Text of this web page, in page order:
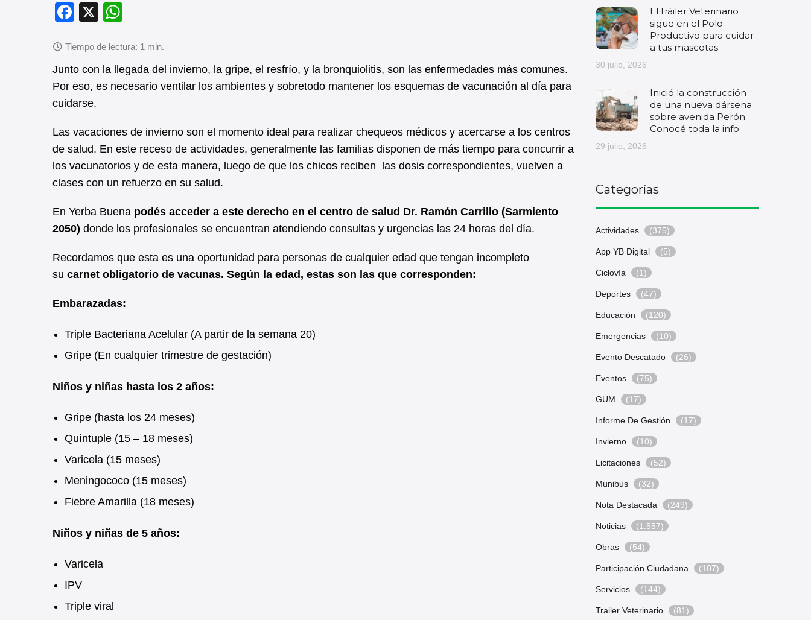
F
c
e
b
o
o
k
X
at
s
A
p
Junto con la llegada del invierno, la gripe, el resfrío, y la bronquiolitis, son las enfermedades más comunes.
Por eso, es necesario ventilar los ambientes y sobretodo mantener los esquemas de vacunación al día para
cuidarse.
Las vacaciones de invierno son el momento ideal para realizar chequeos médicos y acercarse a los centros
de salud. En este receso de actividades, generalmente las familias disponen de más tiempo para concurrir a
los vacunatorios y de esta manera, luego de que los chicos reciben las dosis correspondientes, vuelven a
clases con un refuerzo en su salud.
En Yerba Buena podés acceder a este derecho en el centro de salud Dr. Ramón Carrillo (Sarmiento
2050) donde los profesionales se encuentran atendiendo consultas y urgencias las 24 horas del día.
Recordamos que esta es una oportunidad para personas de cualquier edad que tengan incompleto
su carnet obligatorio de vacunas. Según la edad, estas son las que corresponden:
Embarazadas:
Triple Bacteriana Acelular (A partir de la semana 20)
Gripe (En cualquier trimestre de gestación)
Niños y niñas hasta los 2 años:
Gripe (hasta los 24 meses)
Quíntuple (15 – 18 meses)
Varicela (15 meses)
Meningococo (15 meses)
Fiebre Amarilla (18 meses)
Niños y niñas de 5 años:
Varicela
IPV
Triple viral
El tráiler Veterinario
sigue en el Polo
Productivo para cuidar
a tus mascotas
30 julio, 2026
Inició la construcción
de una nueva dársena
sobre avenida Perón.
Conocé toda la info
29 julio, 2026
Categorías
Actividades (375)
App YB Digital (5)
Ciclovía (1)
Deportes (47)
Educación (120)
Emergencias (10)
Evento Descatado (26)
Eventos (75)
GUM (17)
Informe De Gestión (17)
Invierno (10)
Licitaciones (52)
Munibus (32)
Nota Destacada (249)
Noticias (1.557)
Obras (54)
Participación Ciudadana (107)
Servicios (144)
Trailer Veterinario (81)